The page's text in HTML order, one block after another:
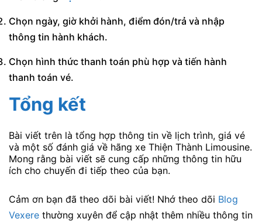
Chọn ngày, giờ khởi hành, điểm đón/trả và nhập
thông tin hành khách.
Chọn hình thức thanh toán phù hợp và tiến hành
thanh toán vé.
Tổng kết
Bài viết trên là tổng hợp thông tin về lịch trình, giá vé
và một số đánh giá về hãng xe Thiện Thành Limousine.
Mong rằng bài viết sẽ cung cấp những thông tin hữu
ích cho chuyến đi tiếp theo của bạn.
Cảm ơn bạn đã theo dõi bài viết! Nhớ theo dõi Blog
Vexere thường xuyên để cập nhật thêm nhiều thông tin